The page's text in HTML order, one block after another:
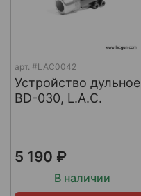
арт. #LAC0042
Устройство дульное
BD-030, L.A.C.
5 190 ₽
В наличии